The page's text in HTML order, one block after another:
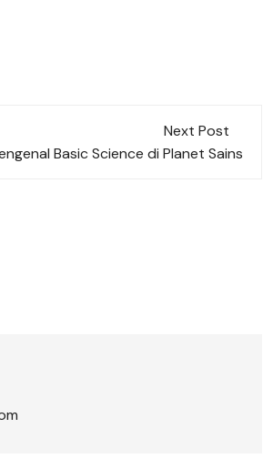
Next Post
Basic Science di Planet Sains